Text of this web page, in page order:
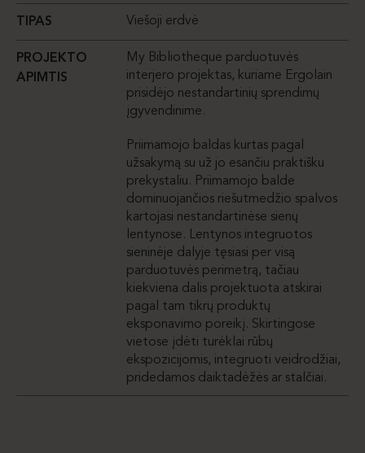
TIPAS Viešoji erdvė
PROJEKTO
APIMTIS
My Bibliotheque parduotuvės
interjero projektas, kuriame Ergolain
prisidėjo nestandartinių sprendimų
įgyvendinime.
Priimamojo baldas kurtas pagal
užsakymą su už jo esančiu praktišku
prekystaliu. Priimamojo balde
dominuojančios riešutmedžio spalvos
kartojasi nestandartinėse sienų
lentynose. Lentynos integruotos
sieninėje dalyje tęsiasi per visą
parduotuvės perimetrą, tačiau
kiekviena dalis projektuota atskirai
pagal tam tikrų produktų
eksponavimo poreikį. Skirtingose
vietose įdėti turėklai rūbų
ekspozicijomis, integruoti veidrodžiai,
pridedamos daiktadėžės ar stalčiai.